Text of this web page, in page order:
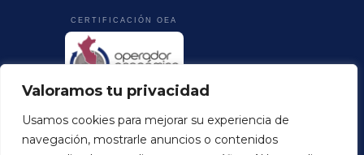
Valoramos tu privacidad
Usamos cookies para mejorar su experiencia de
navegación, mostrarle anuncios o contenidos
CERTIFICACIÓN OEA
© 2026 Colortex Perú. Todos los derechos